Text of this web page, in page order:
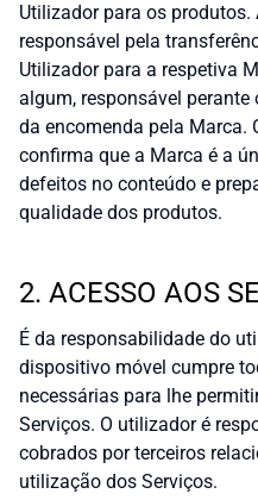
Utilizador para os produtos.
responsável pela
Utilizador para a respetiva
algum, responsável
da encomenda pela Marca.
confirma que a Marca é a
defeitos no conteúdo e
qualidade dos produtos.
2. ACESSO AOS
É da responsabilidade do
dispositivo móvel cumpre
necessárias para lhe
Serviços. O utilizador é
cobrados por terceiros
utilização dos Serviços.